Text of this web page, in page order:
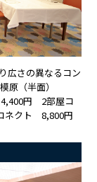
広さの異なるコン
（半面）
円 2部屋コ
ネクト 8,800円